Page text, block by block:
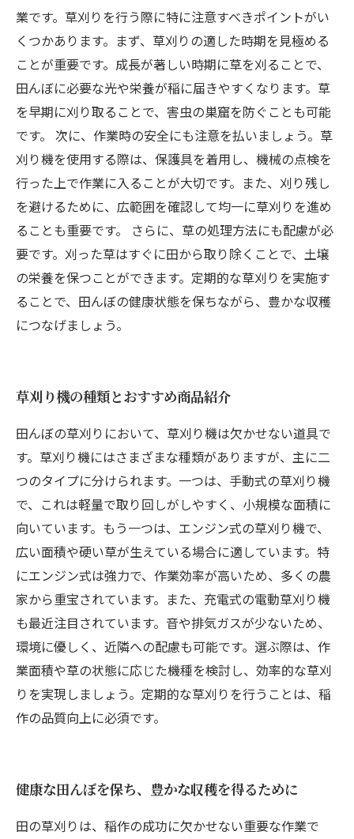
業です。草刈りを行う際に特に注意すべきポイントがい
くつかあります。まず、草刈りの適した時期を見極める
ことが重要です。成長が著しい時期に草を刈ることで、
田んぼに必要な光や栄養が稲に届きやすくなります。草
を早期に刈り取ることで、害虫の巣窟を防ぐことも可能
です。 次に、作業時の安全にも注意を払いましょう。草
刈り機を使用する際は、保護具を着用し、機械の点検を
行った上で作業に入ることが大切です。また、刈り残し
を避けるために、広範囲を確認して均一に草刈りを進め
ることも重要です。 さらに、草の処理方法にも配慮が必
要です。刈った草はすぐに田から取り除くことで、土壌
の栄養を保つことができます。定期的な草刈りを実施す
ることで、田んぼの健康状態を保ちながら、豊かな収穫
につなげましょう。
草刈り機の種類とおすすめ商品紹介
田んぼの草刈りにおいて、草刈り機は欠かせない道具で
す。草刈り機にはさまざまな種類がありますが、主に二
つのタイプに分けられます。一つは、手動式の草刈り機
で、これは軽量で取り回しがしやすく、小規模な面積に
向いています。もう一つは、エンジン式の草刈り機で、
広い面積や硬い草が生えている場合に適しています。特
にエンジン式は強力で、作業効率が高いため、多くの農
家から重宝されています。また、充電式の電動草刈り機
も最近注目されています。音や排気ガスが少ないため、
環境に優しく、近隣への配慮も可能です。選ぶ際は、作
業面積や草の状態に応じた機種を検討し、効率的な草刈
りを実現しましょう。定期的な草刈りを行うことは、稲
作の品質向上に必須です。
健康な田んぼを保ち、豊かな収穫を得るために
田の草刈りは、稲作の成功に欠かせない重要な作業で